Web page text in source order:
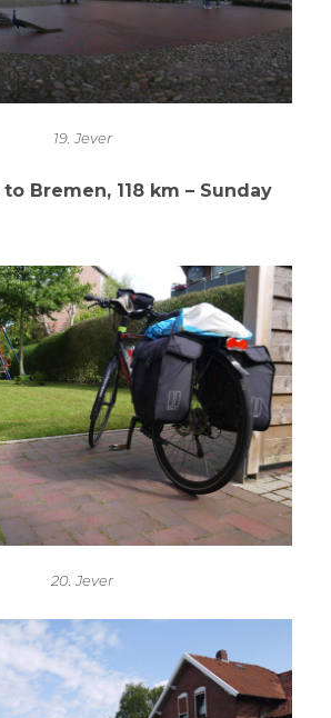
19. Jever
Bremen, 118 km – Sunday
20. Jever